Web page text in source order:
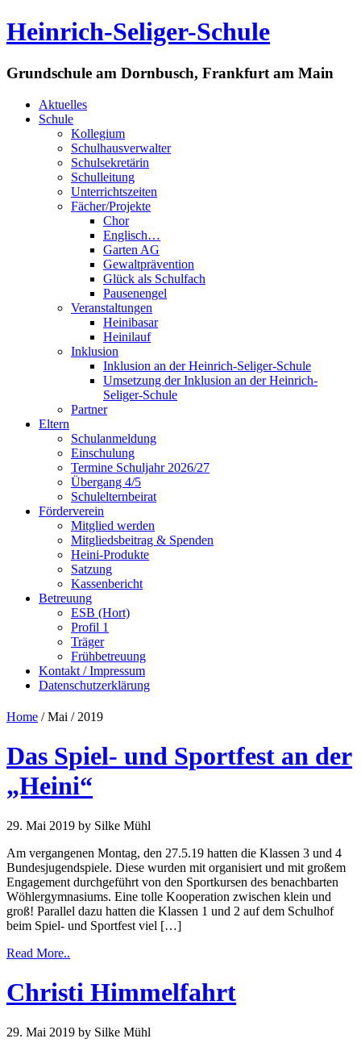
Heinrich-Seliger-Schule
Grundschule am Dornbusch, Frankfurt am Main
Aktuelles
Schule
Kollegium
Schulhausverwalter
Schulsekretärin
Schulleitung
Unterrichtszeiten
Fächer/Projekte
Chor
Englisch…
Garten AG
Gewaltprävention
Glück als Schulfach
Pausenengel
Veranstaltungen
Heinibasar
Heinilauf
Inklusion
Inklusion an der Heinrich-Seliger-Schule
Umsetzung der Inklusion an der Heinrich-
Seliger-Schule
Partner
Eltern
Schulanmeldung
Einschulung
Termine Schuljahr 2026/27
Übergang 4/5
Schulelternbeirat
Förderverein
Mitglied werden
Mitgliedsbeitrag & Spenden
Heini-Produkte
Satzung
Kassenbericht
Betreuung
ESB (Hort)
Profil 1
Träger
Frühbetreuung
Kontakt / Impressum
Datenschutzerklärung
Home / Mai / 2019
Das Spiel- und Sportfest an der
„Heini“
29. Mai 2019 by Silke Mühl
Am vergangenen Montag, den 27.5.19 hatten die Klassen 3 und 4
Bundesjugendspiele. Diese wurden mit organisiert und mit großem
Engagement durchgeführt von den Sportkursen des benachbarten
Wöhlergymnasiums. Eine tolle Kooperation zwischen klein und
groß! Parallel dazu hatten die Klassen 1 und 2 auf dem Schulhof
beim Spiel- und Sportfest viel […]
Read More..
Christi Himmelfahrt
29. Mai 2019 by Silke Mühl